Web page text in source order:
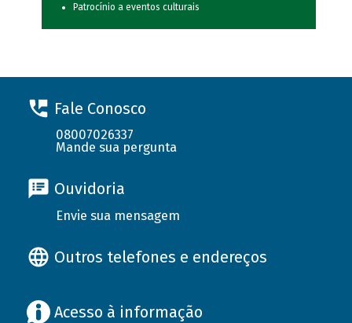
Patrocínio a eventos culturais
Fale Conosco
08007026337
Mande sua pergunta
Ouvidoria
Envie sua mensagem
Outros telefones e endereços
Acesso à informação